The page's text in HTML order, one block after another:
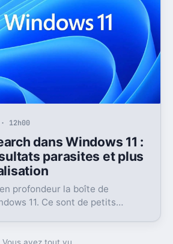
12h00
dans Windows 11 :
parasites et plus
profondeur la boîte de
11. Ce sont de petits